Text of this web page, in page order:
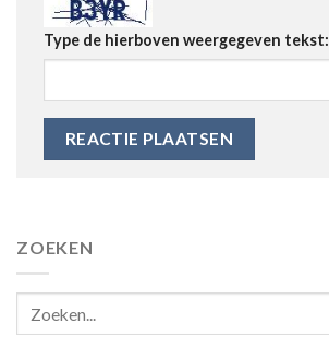
ZOEKEN
Type de hierboven weergegeven tekst: